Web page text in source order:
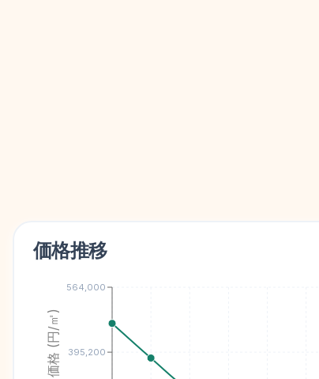
価格推移
395,200
564,000
価格 (円/㎡)